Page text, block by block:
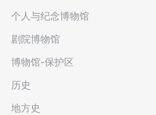
个人与纪念博物馆
剧院博物馆
博物馆-保护区
历史
地方史